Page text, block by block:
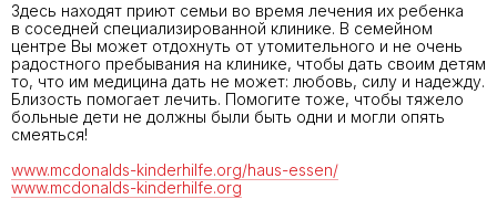
Здесь находят приют семьи во время лечения их ребенка
в соседней специализированной клинике. В семейном
центре Вы может отдохнуть от утомительного и не очень
радостного пребывания на клинике, чтобы дать своим детям
то, что им медицина дать не может: любовь, силу и надежду.
Близость помогает лечить. Помогите тоже, чтобы тяжело
больные дети не должны были быть одни и могли опять
смеяться!
www.mcdonalds-kinderhilfe.org/haus-essen/
www.mcdonalds-kinderhilfe.org